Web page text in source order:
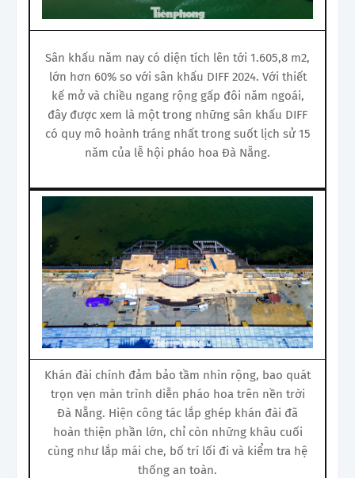
Sân khấu năm nay có diện tích lên tới 1.605,8 m2,
lớn hơn 60% so với sân khấu DIFF 2024. Với thiết
kế mở và chiều ngang rộng gấp đôi năm ngoái,
đây được xem là một trong những sân khấu DIFF
có quy mô hoành tráng nhất trong suốt lịch sử 15
năm của lễ hội pháo hoa Đà Nẵng.
Khán đài chính đảm bảo tầm nhìn rộng, bao quát
trọn vẹn màn trình diễn pháo hoa trên nền trời
Đà Nẵng. Hiện công tác lắp ghép khán đài đã
hoàn thiện phần lớn, chỉ còn những khâu cuối
cùng như lắp mái che, bố trí lối đi và kiểm tra hệ
thống an toàn.